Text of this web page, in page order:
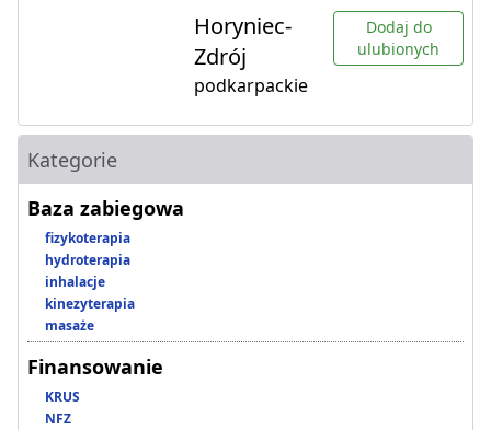
Horyniec-
Zdrój
podkarpackie
Dodaj do
ulubionych
Kategorie
Baza zabiegowa
fizykoterapia
hydroterapia
inhalacje
kinezyterapia
masaże
Finansowanie
KRUS
NFZ